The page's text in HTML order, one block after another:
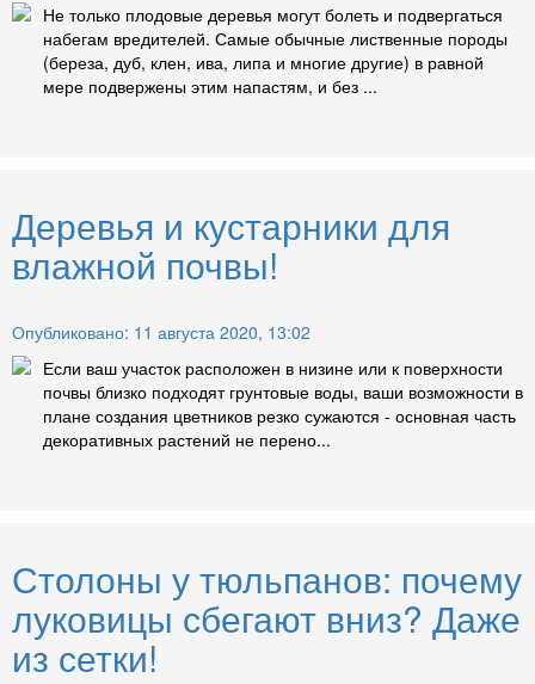
Не только плодовые деревья могут болеть и подвергаться
набегам вредителей. Самые обычные лиственные породы
(береза, дуб, клен, ива, липа и многие другие) в равной
мере подвержены этим напастям, и без ...
Деревья и кустарники для
влажной почвы!
Опубликовано: 11 августа 2020, 13:02
Если ваш участок расположен в низине или к поверхности
почвы близко подходят грунтовые воды, ваши возможности в
плане создания цветников резко сужаются - основная часть
декоративных растений не перено...
Столоны у тюльпанов: почему
луковицы сбегают вниз? Даже
из сетки!